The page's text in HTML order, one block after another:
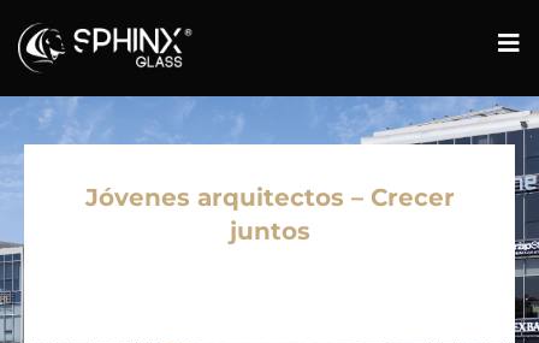
Jóvenes arquitectos – Crecer
juntos